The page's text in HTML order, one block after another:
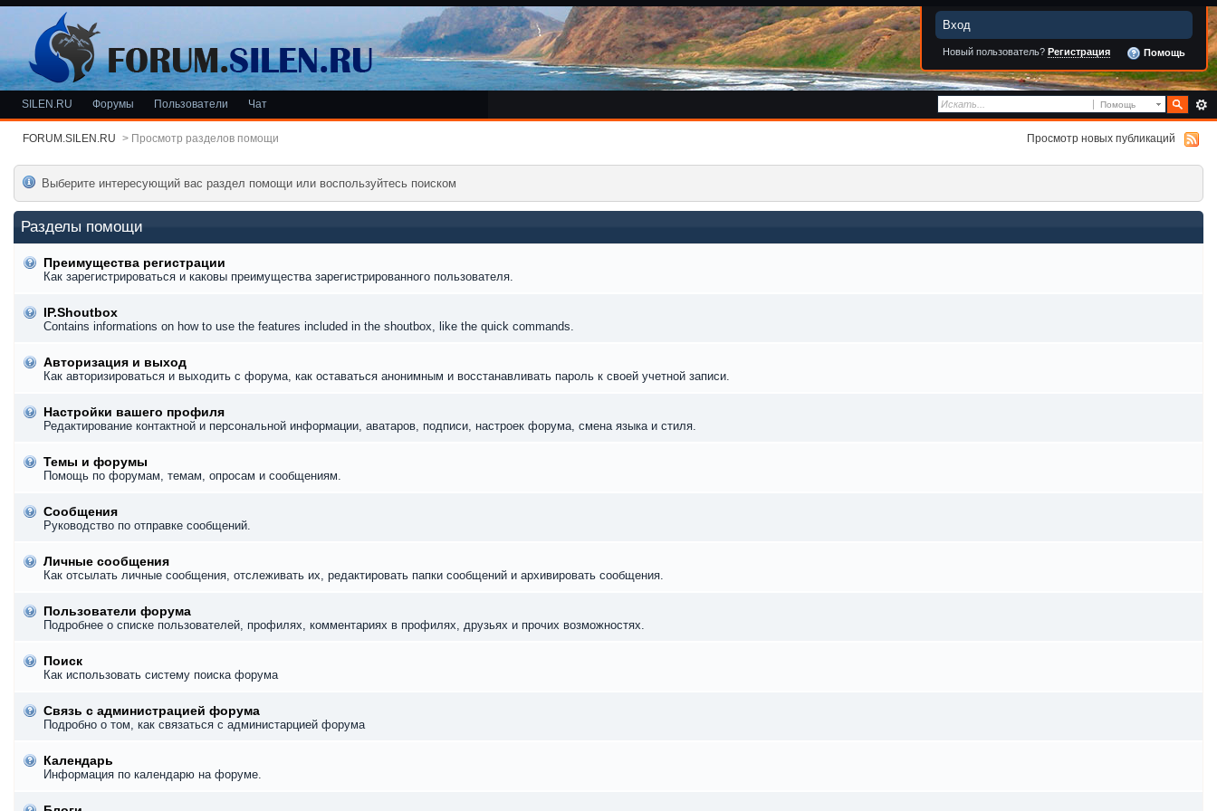
Вход
Новый пользователь? Регистрация Помощь
Помощь
SILEN.RU Форумы Пользователи Чат
FORUM.SILEN.RU > Просмотр разделов помощи Просмотр новых публикаций
Выберите интересующий вас раздел помощи или воспользуйтесь поиском
Разделы помощи
Преимущества регистрации
Как зарегистрироваться и каковы преимущества зарегистрированного пользователя.
IP.Shoutbox
Contains informations on how to use the features included in the shoutbox, like the quick commands.
Авторизация и выход
Как авторизироваться и выходить с форума, как оставаться анонимным и восстанавливать пароль к своей учетной записи.
Настройки вашего профиля
Редактирование контактной и персональной информации, аватаров, подписи, настроек форума, смена языка и стиля.
Темы и форумы
Помощь по форумам, темам, опросам и сообщениям.
Сообщения
Руководство по отправке сообщений.
Личные сообщения
Как отсылать личные сообщения, отслеживать их, редактировать папки сообщений и архивировать сообщения.
Пользователи форума
Подробнее о списке пользователей, профилях, комментариях в профилях, друзьях и прочих возможностях.
Поиск
Как использовать систему поиска форума
Связь с администрацией форума
Подробно о том, как связаться с администарцией форума
Календарь
Информация по календарю на форуме.